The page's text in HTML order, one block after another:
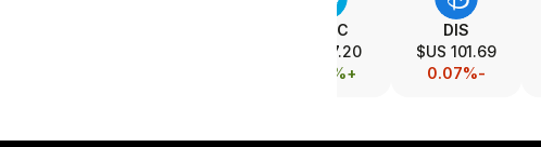
DIS
101.69 US$
-0.07%
T.PRC
17.20 US$
+0.06%